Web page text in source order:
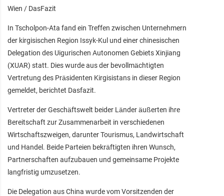
Wien / DasFazit
In Tscholpon-Ata fand ein Treffen zwischen Unternehmern
der kirgisischen Region Issyk-Kul und einer chinesischen
Delegation des Uigurischen Autonomen Gebiets Xinjiang
(XUAR) statt. Dies wurde aus der bevollmächtigten
Vertretung des Präsidenten Kirgisistans in dieser Region
gemeldet, berichtet Dasfazit.
Vertreter der Geschäftswelt beider Länder äußerten ihre
Bereitschaft zur Zusammenarbeit in verschiedenen
Wirtschaftszweigen, darunter Tourismus, Landwirtschaft
und Handel. Beide Parteien bekräftigten ihren Wunsch,
Partnerschaften aufzubauen und gemeinsame Projekte
langfristig umzusetzen.
Die Delegation aus China wurde vom Vorsitzenden der